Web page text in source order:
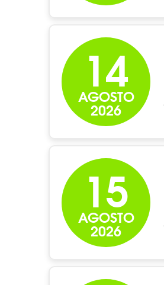
14
AGOSTO
2026
15
AGOSTO
2026